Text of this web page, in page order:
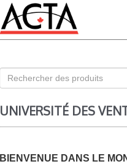
UNIVERSITÉ DES
BIENVENUE DANS LE